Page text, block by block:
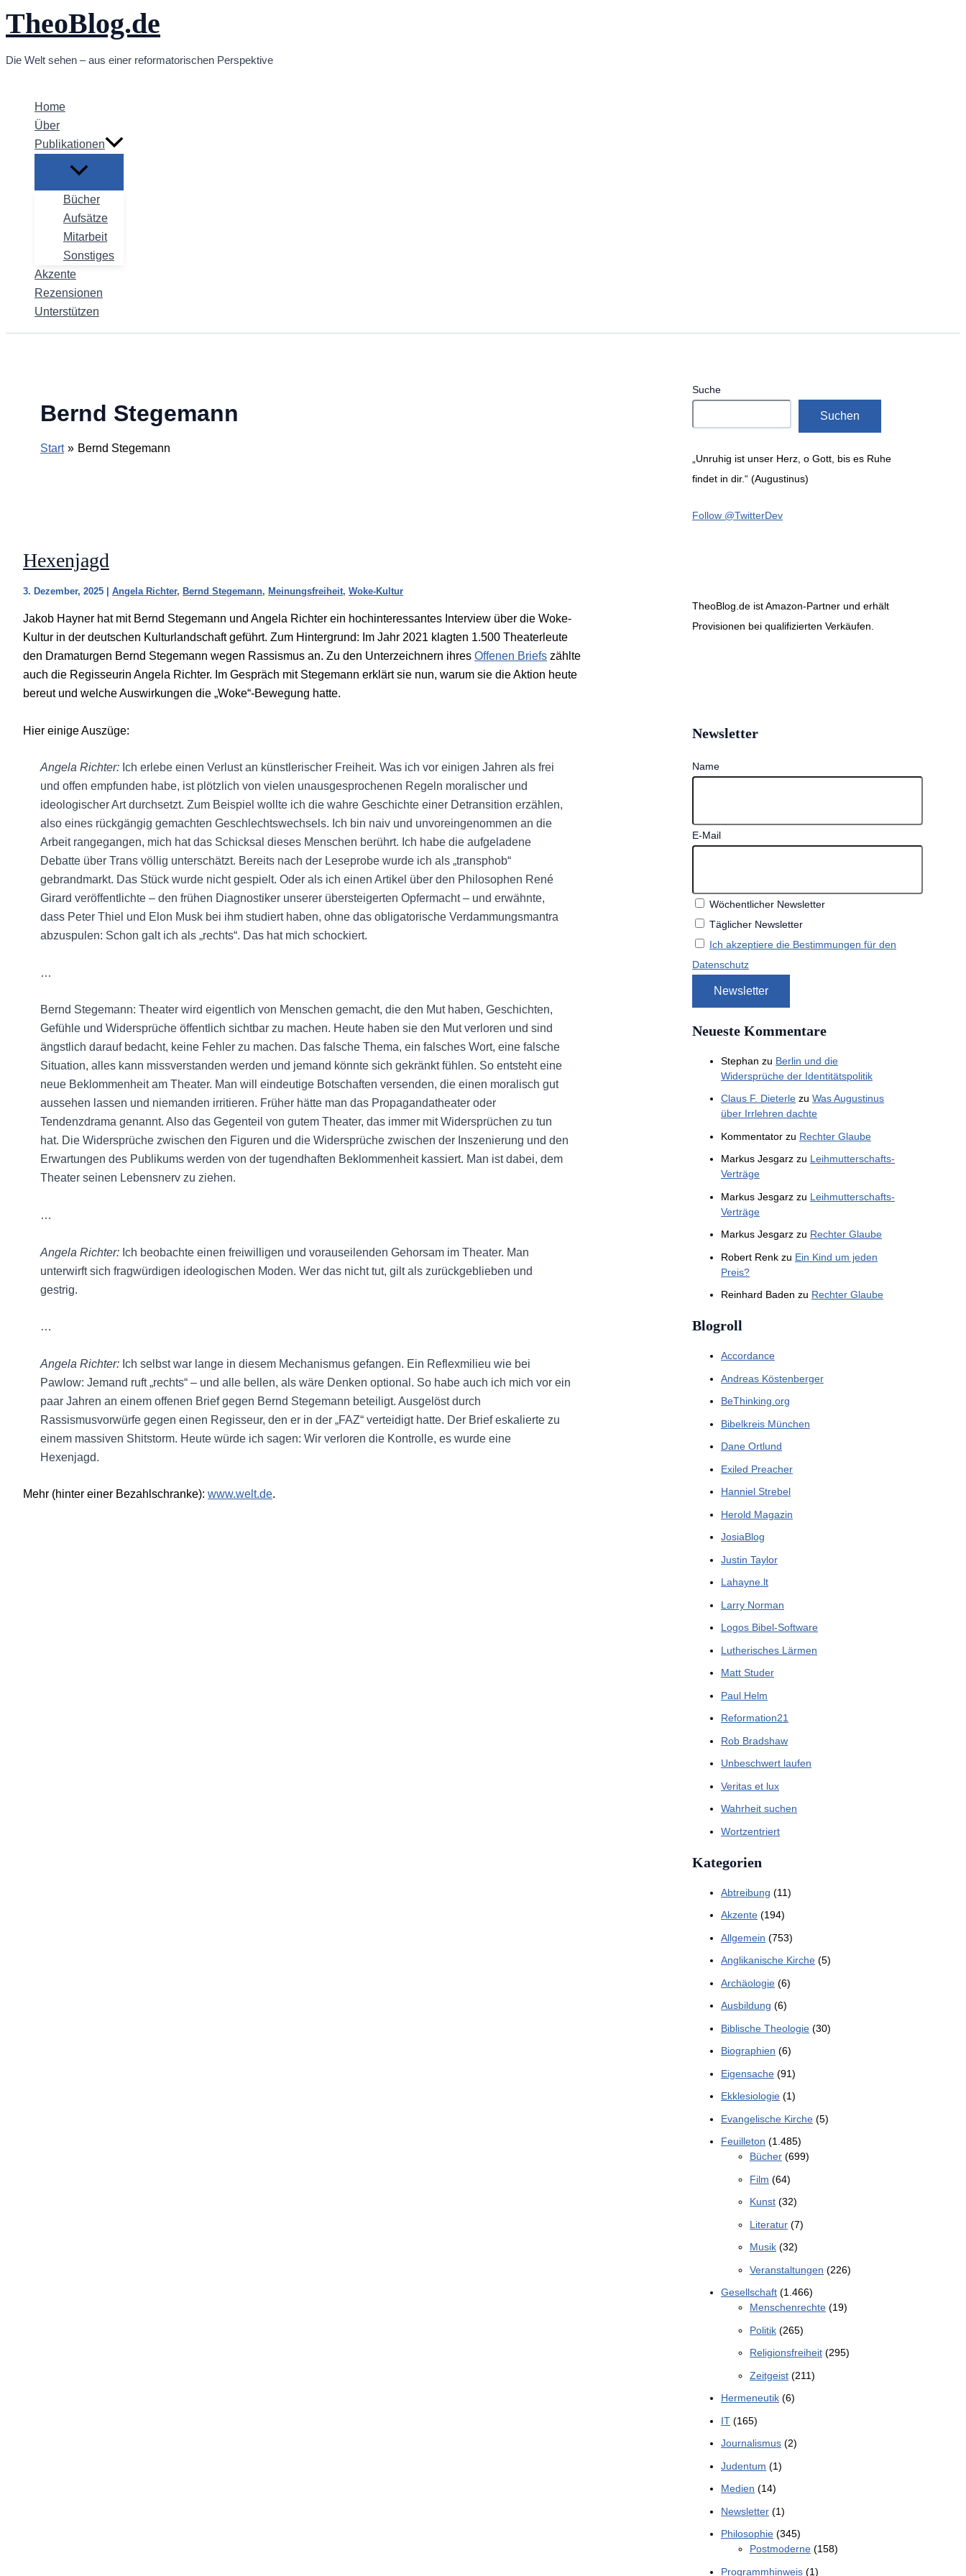
Zum
Inhalt
TheoBlog.de
Die Welt sehen – aus einer reformatorischen Perspektive
Home
Über
Publikationen
Bücher
Aufsätze
Mitarbeit
Sonstiges
Akzente
Rezensionen
Unterstützen
Bernd Stegemann
Start Bernd Stegemann
Hexenjagd
3. Dezember, 2025 Angela Richter, Bernd Stegemann, Meinungsfreiheit, Woke-Kultur
Jakob Hayner hat mit Bernd Stegemann und Angela Richter ein hochinteressantes Interview über die Woke-
Kultur in der deutschen Kulturlandschaft geführt. Zum Hintergrund: Im Jahr 2021 klagten 1.500 Theaterleute
den Dramaturgen Bernd Stegemann wegen Rassismus an. Zu den Unterzeichnern ihres Offenen Briefs zählte
auch die Regisseurin Angela Richter. Im Gespräch mit Stegemann erklärt sie nun, warum sie die Aktion heute
bereut und welche Auswirkungen die „Woke“-Bewegung hatte.
Hier einige Auszüge:
Angela Richter: Ich erlebe einen Verlust an künstlerischer Freiheit. Was ich vor einigen Jahren als frei
und offen empfunden habe, ist plötzlich von vielen unausgesprochenen Regeln moralischer und
ideologischer Art durchsetzt. Zum Beispiel wollte ich die wahre Geschichte einer Detransition erzählen,
also eines rückgängig gemachten Geschlechtswechsels. Ich bin naiv und unvoreingenommen an die
Arbeit rangegangen, mich hat das Schicksal dieses Menschen berührt. Ich habe die aufgeladene
Debatte über Trans völlig unterschätzt. Bereits nach der Leseprobe wurde ich als „transphob“
gebrandmarkt. Das Stück wurde nicht gespielt. Oder als ich einen Artikel über den Philosophen René
Girard veröffentlichte – den frühen Diagnostiker unserer übersteigerten Opfermacht – und erwähnte,
dass Peter Thiel und Elon Musk bei ihm studiert haben, ohne das obligatorische Verdammungsmantra
abzuspulen: Schon galt ich als „rechts“. Das hat mich schockiert.
…
Bernd Stegemann: Theater wird eigentlich von Menschen gemacht, die den Mut haben, Geschichten,
Gefühle und Widersprüche öffentlich sichtbar zu machen. Heute haben sie den Mut verloren und sind
ängstlich darauf bedacht, keine Fehler zu machen. Das falsche Thema, ein falsches Wort, eine falsche
Situation, alles kann missverstanden werden und jemand könnte sich gekränkt fühlen. So entsteht eine
neue Beklommenheit am Theater. Man will eindeutige Botschaften versenden, die einen moralisch gut
aussehen lassen und niemanden irritieren. Früher hätte man das Propagandatheater oder
Tendenzdrama genannt. Also das Gegenteil von gutem Theater, das immer mit Widersprüchen zu tun
hat. Die Widersprüche zwischen den Figuren und die Widersprüche zwischen der Inszenierung und den
Erwartungen des Publikums werden von der tugendhaften Beklommenheit kassiert. Man ist dabei, dem
Theater seinen Lebensnerv zu ziehen.
…
Angela Richter: Ich beobachte einen freiwilligen und vorauseilenden Gehorsam im Theater. Man
unterwirft sich fragwürdigen ideologischen Moden. Wer das nicht tut, gilt als zurückgeblieben und
gestrig.
…
Angela Richter: Ich selbst war lange in diesem Mechanismus gefangen. Ein Reflexmilieu wie bei
Pawlow: Jemand ruft „rechts“ – und alle bellen, als wäre Denken optional. So habe auch ich mich vor ein
paar Jahren an einem offenen Brief gegen Bernd Stegemann beteiligt. Ausgelöst durch
Rassismusvorwürfe gegen einen Regisseur, den er in der „FAZ“ verteidigt hatte. Der Brief eskalierte zu
einem massiven Shitstorm. Heute würde ich sagen: Wir verloren die Kontrolle, es wurde eine
Hexenjagd.
Mehr (hinter einer Bezahlschranke): www.welt.de.
Suche
Suchen
„Unruhig ist unser Herz, o Gott, bis es Ruhe
findet in dir.“ (Augustinus)
Follow @TwitterDev
TheoBlog.de ist Amazon-Partner und erhält
Provisionen bei qualifizierten Verkäufen.
Newsletter
Name
E-Mail
Wöchentlicher Newsletter
Täglicher Newsletter
Ich akzeptiere die Bestimmungen für den
Datenschutz
Neueste Kommentare
Stephan zu Berlin und die
Widersprüche der Identitätspolitik
Claus F. Dieterle zu Was Augustinus
über Irrlehren dachte
Kommentator zu Rechter Glaube
Markus Jesgarz zu Leihmutterschafts-
Verträge
Markus Jesgarz zu Leihmutterschafts-
Verträge
Markus Jesgarz zu Rechter Glaube
Robert Renk zu Ein Kind um jeden
Preis?
Reinhard Baden zu Rechter Glaube
Blogroll
Accordance
Andreas Köstenberger
BeThinking.org
Bibelkreis München
Dane Ortlund
Exiled Preacher
Hanniel Strebel
Herold Magazin
JosiaBlog
Justin Taylor
Lahayne.lt
Larry Norman
Logos Bibel-Software
Lutherisches Lärmen
Matt Studer
Paul Helm
Reformation21
Rob Bradshaw
Unbeschwert laufen
Veritas et lux
Wahrheit suchen
Wortzentriert
Kategorien
Abtreibung (11)
Akzente (194)
Allgemein (753)
Anglikanische Kirche (5)
Archäologie (6)
Ausbildung (6)
Biblische Theologie (30)
Biographien (6)
Eigensache (91)
Ekklesiologie (1)
Evangelische Kirche (5)
Feuilleton (1.485)
Bücher (699)
Film (64)
Kunst (32)
Literatur (7)
Musik (32)
Veranstaltungen (226)
Gesellschaft (1.466)
Menschenrechte (19)
Politik (265)
Religionsfreiheit (295)
Zeitgeist (211)
Hermeneutik (6)
IT (165)
Journalismus (2)
Judentum (1)
Medien (14)
Newsletter (1)
Philosophie (345)
Postmoderne (158)
Programmhinweis (1)